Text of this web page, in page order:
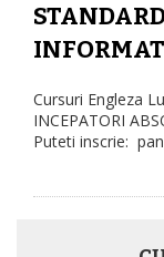
Cursuri Engleza
INCEPATORI
Puteti inscrie: